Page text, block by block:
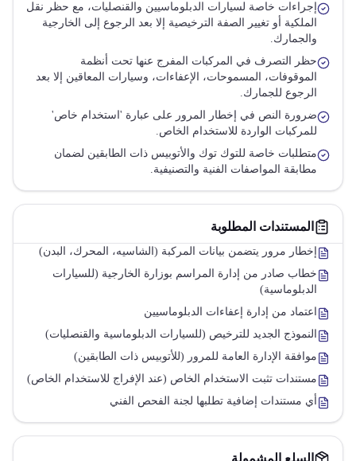
إجراءات خاصة لسيارات الدبلوماسيين والقنصليات، مع حظر نقل
الملكية أو تغيير الصفة الترخيصية إلا بعد الرجوع إلى الخارجية
والجمارك.
حظر التصرف في المركبات المفرج عنها تحت أنظمة
الموقوفات، المسموحات، الإعفاءات، وسيارات المعاقين إلا بعد
الرجوع للجمارك.
ضرورة النص في إخطار المرور على عبارة 'استخدام خاص'
للمركبات الواردة للاستخدام الخاص.
متطلبات خاصة للتوك توك والأتوبيس ذات الطابقين لضمان
مطابقة المواصفات الفنية والتصنيفية.
المستندات المطلوبة
إخطار مرور يتضمن بيانات المركبة (الشاسيه، المحرك، البدن)
خطاب صادر من إدارة المراسم بوزارة الخارجية (للسيارات
الدبلوماسية)
اعتماد من إدارة إعفاءات الدبلوماسيين
النموذج الجديد للترخيص (للسيارات الدبلوماسية والقنصليات)
موافقة الإدارة العامة للمرور (للأتوبيس ذات الطابقين)
مستندات تثبت الاستخدام الخاص (عند الإفراج للاستخدام الخاص)
أي مستندات إضافية تطلبها لجنة الفحص الفني
السلع المشمولة